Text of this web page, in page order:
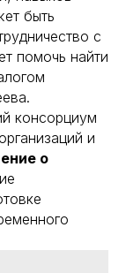
быть
с
помочь найти
консорциум
и
о